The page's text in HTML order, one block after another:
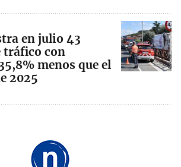
en julio 43
tráfico con
menos que el
2025